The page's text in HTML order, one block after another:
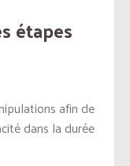
étapes
afin de
dans la durée